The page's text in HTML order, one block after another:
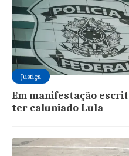
Justiça
Em manifestação
ter caluniado Lula